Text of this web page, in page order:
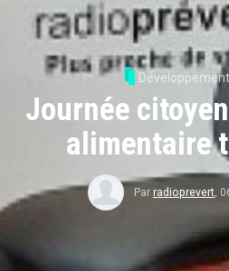
Journée
alimentaire
Par radioprevert,